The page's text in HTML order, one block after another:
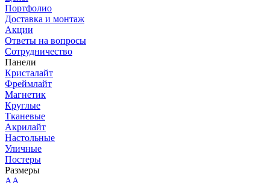
Портфолио
Доставка и монтаж
Акции
Ответы на вопросы
Сотрудничество
Панели
Кристалайт
Фреймлайт
Магнетик
Круглые
Тканевые
Акрилайт
Настольные
Уличные
Постеры
Размеры